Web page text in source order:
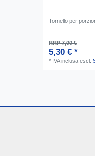
Tornello per
RRP 7,00 €
5,30 € *
* IVA inclusa escl.